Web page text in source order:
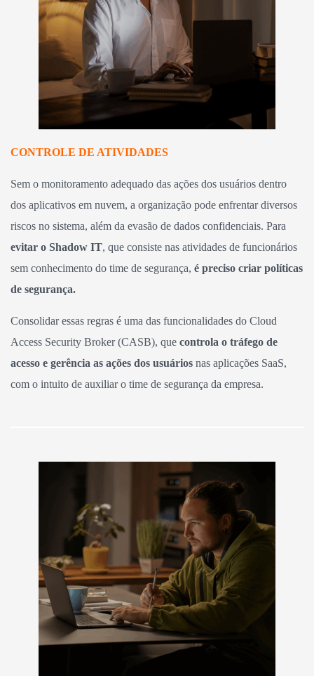
CONTROLE DE ATIVIDADES
Sem o monitoramento adequado das ações dos usuários dentro
dos aplicativos em nuvem, a organização pode enfrentar diversos
riscos no sistema, além da evasão de dados confidenciais. Para
evitar o Shadow IT, que consiste nas atividades de funcionários
sem conhecimento do time de segurança, é preciso criar políticas
de segurança.
Consolidar essas regras é uma das funcionalidades do Cloud
Access Security Broker (CASB), que controla o tráfego de
acesso e gerência as ações dos usuários nas aplicações SaaS,
com o intuito de auxiliar o time de segurança da empresa.